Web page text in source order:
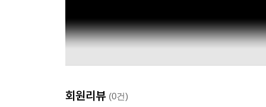
회원리뷰 (0건)